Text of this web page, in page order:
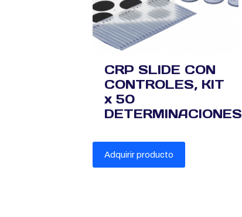
CRP SLIDE CON
CONTROLES, KIT
x 50
DETERMINACIONES
Adquirir producto